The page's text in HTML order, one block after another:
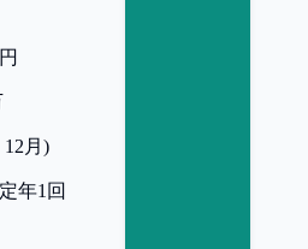
月)
年1回